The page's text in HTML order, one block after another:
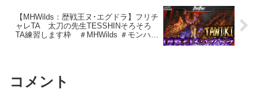
【MHWilds：歴戦王ヌ･エグドラ】フリチ
ャレTA 太刀の先生TESSHINそろそろ
TA練習します枠 ＃MHWilds ＃モンハン
コメント